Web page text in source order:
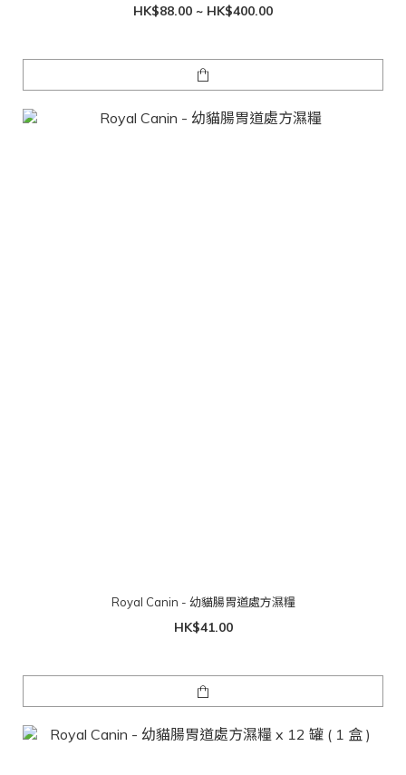
HK$88.00 ~ HK$400.00
Royal Canin - 幼貓腸胃道處方濕糧
HK$41.00